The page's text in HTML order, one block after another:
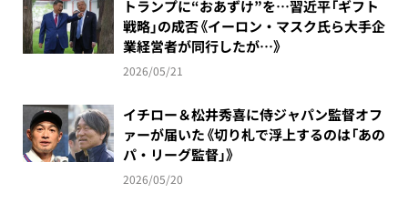
トランプに“おあずけ”を…習近平「ギフト
戦略」の成否《イーロン・マスク氏ら大手企
業経営者が同行したが…》
2026/05/21
イチロー＆松井秀喜に侍ジャパン監督オフ
ァーが届いた《切り札で浮上するのは「あの
パ・リーグ監督」》
2026/05/20